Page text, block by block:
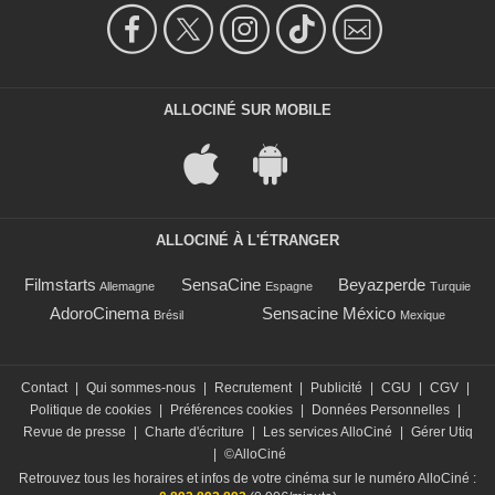
ALLOCINÉ SUR MOBILE
ALLOCINÉ À L'ÉTRANGER
Filmstarts Allemagne SensaCine Espagne Beyazperde Turquie
AdoroCinema Brésil Sensacine México Mexique
Contact Qui sommes-nous Recrutement Publicité CGU CGV
Politique de cookies
Préférences cookies Données Personnelles
Revue de presse
Charte d'écriture Les services AlloCiné
Gérer Utiq
©AlloCiné
Retrouvez tous les horaires et infos de votre cinéma sur le numéro AlloCiné :